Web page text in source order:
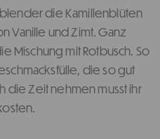
die Kamillenblüten
Vanille und Zimt. Ganz
Mischung mit Rotbusch. So
die so gut
die Zeit nehmen musst ihr